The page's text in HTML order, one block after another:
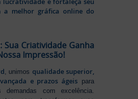
a melhor gráfica online do
Sua Criatividade Ganha
Impressão!
, unimos qualidade superior,
e prazos ágeispara
demandas com excelência.